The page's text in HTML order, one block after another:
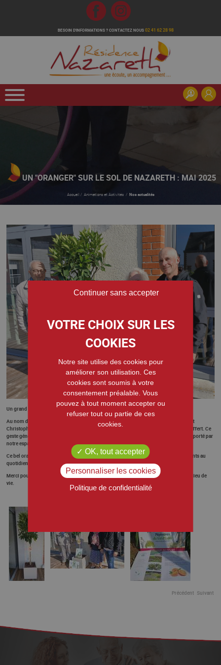
BESOIN D'INFORMATIONS ? CONTACTEZ NOUS 02 41 62 28 98
UN "ORANGER" SUR LE SOL DE NAZARETH : MAI 2025
Accueil / Animations et Activités/ Nos actualités
Un grand merci à Christophe THÉARD paysagiste de chez Concept & Végétal
Au nom du PASA de la résidence Nazareth, nous tenons à remercier chaleureusement
Christophe, paysagiste Concept & Végétal, pour le magnifique oranger qu’il nous a offert. Ce
geste généreux donne naissance à un symbole fort :
, le nom désormais porté par
notre espace.
Ce bel oranger, porteur de vie, de senteurs et de souvenirs, accompagnera nos résidents au
quotidien, dans un cadre apaisant et chaleureux.
Merci pour votre générosité, votre sensibilité et votre contribution précieuse à notre lieu de
vie.
Précédent Suivant
Notre site utilise des cookies pour
améliorer son utilisation. Ces
cookies sont soumis à votre
consentement préalable. Vous
pouvez à tout moment accepter ou
refuser tout ou partie de ces
cookies.
OK, tout accepter
Continuer sans accepter
Personnaliser les cookies
Politique de confidentialité